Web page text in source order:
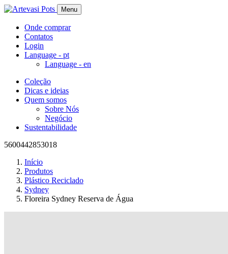
Menu
Onde comprar
Contatos
Login
Language - pt
Language - en
Coleção
Dicas e ideias
Quem somos
Sobre Nós
Negócio
Sustentabilidade
5600442853018
Início
Produtos
Plástico Reciclado
Sydney
Floreira Sydney Reserva de Água